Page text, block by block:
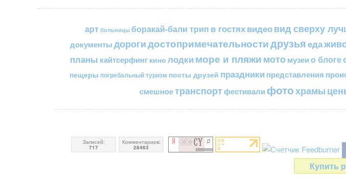
арт больницы боракай-бали трип в гостяхвидеовид сверху
документыдорогидостопримечательностидрузьяеда
планы кайтсерфинг кино лодкиморе и пляжимото музеи о блоге
пещеры погребальный туризм посты друзей праздникипредставления
смешноетранспортфестивали фотохрамы
Записей:
717
Комментариев:
28463
Купить